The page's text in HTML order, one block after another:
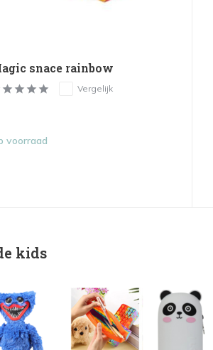
snace rainbow
Vergelijk
voorraad
kids